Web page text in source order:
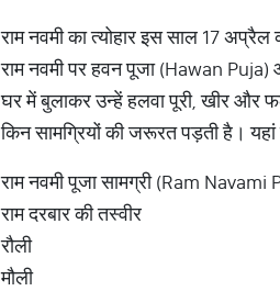
राम नवमी का त्योहार इस साल 17
राम नवमी पर हवन पूजा (Hawan
घर में बुलाकर उन्हें हलवा पूरी, खीर और
किन सामग्रियों की जरूरत पड़ती है।
राम नवमी पूजा सामग्री (Ram
राम दरबार की तस्वीर
रौली
मौली